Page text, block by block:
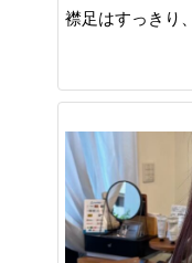
襟足はすっきり